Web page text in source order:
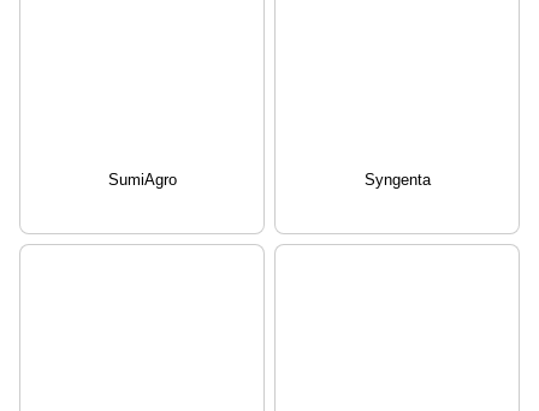
SumiAgro Syngenta